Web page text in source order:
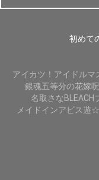
初めて
アイカツ！ アイドルマ
銀魂五等分の花嫁
名取さなBLEACH
メイドインアビス遊